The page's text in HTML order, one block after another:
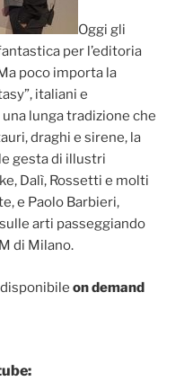
Oggi gli
per l’editoria
poco importa la
italiani e
lunga tradizione che
draghi e sirene, la
gesta di illustri
Dalì, Rossetti e molti
e Paolo Barbieri,
arti passeggiando
di Milano.
on demand